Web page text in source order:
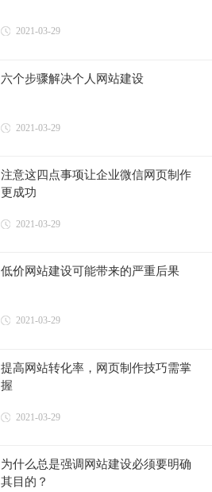
2021-03-29
六个步骤解决个人网站建设
2021-03-29
注意这四点事项让企业微信网页制作
更成功
2021-03-29
低价网站建设可能带来的严重后果
2021-03-29
提高网站转化率，网页制作技巧需掌
握
2021-03-29
为什么总是强调网站建设必须要明确
其目的？